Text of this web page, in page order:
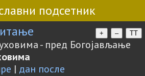
подсетник
+ – TT
- пред Богојављање
| дан после